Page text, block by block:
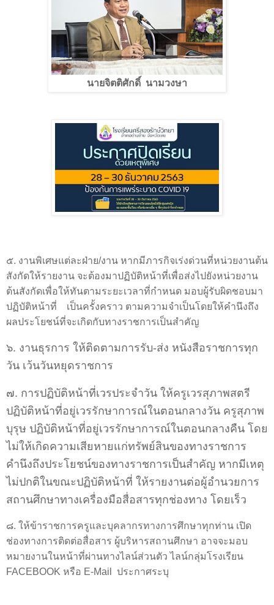
นายจิตติศักดิ์ นามวงษา
๕. งานพิเศษแต่ละฝ่าย/งาน หากมีภารกิจเร่งด่วนที่หน่วยงานต้น
สังกัดให้รายงาน จะต้องมาปฏิบัติหน้าที่เพื่อส่งไปยังหน่วยงาน
ต้นสังกัดเพื่อให้ทันตามระยะเวลาที่กำหนด มอบผู้รับผิดชอบมา
ปฏิบัติหน้าที่
เป็นครั้งคราว ตามความจำเป็นโดยให้คำนึงถึง
ผลประโยชน์ที่จะเกิดกับทางราชการเป็นสำคัญ
๖. งานธุรการ ให้ติดตามการรับ-ส่ง หนังสือราชการทุก
วัน เว้นวันหยุดราชการ
๗. การปฏิบัติหน้าที่เวรประจำวัน ให้ครูเวรสุภาพสตรี
ปฏิบัติหน้าที่อยู่เวรรักษาการณ์ในตอนกลางวัน ครูสุภาพ
บุรุษ ปฏิบัติหน้าที่อยู่เวรรักษาการณ์ในตอนกลางคืน โดย
ไม่ให้เกิดความเสียหายแก่ทรัพย์สินของทางราชการ
คำนึงถึงประโยชน์ของทางราชการเป็นสำคัญ หากมีเหตุ
ไม่ปกติในขณะปฏิบัติหน้าที่ ให้รายงานต่อผู้อำนวยการ
สถานศึกษาทางเครื่องมือสื่อสารทุกช่องทาง โดยเร็ว
๘. ให้ข้าราชการครูและบุคลากรทางการศึกษาทุกท่าน เปิด
ช่องทางการติดต่อสื่อสาร ผู้บริหารสถานศึกษา อาจจะมอบ
หมายงานในหน้าที่ผ่านทางไลน์ส่วนตัว ไลน์กลุ่มโรงเรียน
FACEBOOK หรือ E-Mail ประกาศระบุ